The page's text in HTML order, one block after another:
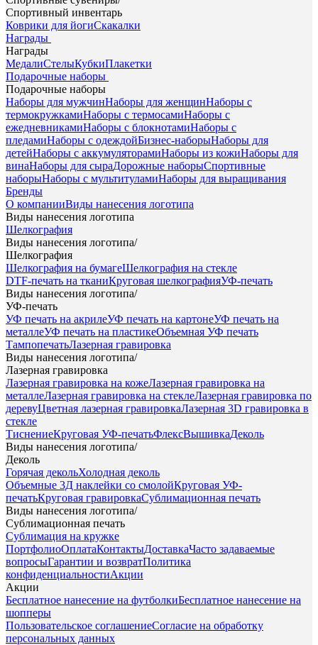
Спортивный инвентарь
Коврики для йогиСкакалки
Награды
Награды
МедалиСтелыКубкиПлакетки
Подарочные наборы
Подарочные наборы
Наборы для мужчинНаборы для женщинНаборы с
термокружкамиНаборы с термосамиНаборы с
ежедневникамиНаборы с блокнотамиНаборы с
пледамиНаборы с одеждойБизнес-наборыНаборы для
детейНаборы с аккумуляторамиНаборы из кожиНаборы для
винаНаборы для сыраДорожные наборыСпортивные
наборыНаборы с мультитуламиНаборы для выращивания
Бренды
О компанииВиды нанесения логотипа
Виды нанесения логотипа
Шелкография
Виды нанесения логотипа/
Шелкография
Шелкография на бумагеШелкография на стекле
DTF-печать на тканиКруговая шелкографияУФ-печать
Виды нанесения логотипа/
УФ-печать
УФ печать на акрилеУФ печать на картонеУФ печать на
металлеУФ печать на пластикеОбъемная УФ печать
ТампопечатьЛазерная гравировка
Виды нанесения логотипа/
Лазерная гравировка
Лазерная гравировка на кожеЛазерная гравировка на
металлеЛазерная гравировка на стеклеЛазерная гравировка по
деревуЦветная лазерная гравировкаЛазерная 3D гравировка в
стекле
ТиснениеКруговая УФ-печатьФлексВышивкаДеколь
Виды нанесения логотипа/
Деколь
Горячая декольХолодная деколь
Объемные 3Д наклейки со смолойКруговая УФ-
печатьКруговая гравировкаСублимационная печать
Виды нанесения логотипа/
Сублимационная печать
Сублимация на кружке
ПортфолиоОплатаКонтактыДоставкаЧасто задаваемые
вопросыГарантии и возвратПолитика
конфиденциальностиАкции
Акции
Бесплатное нанесение на футболкиБесплатное нанесение на
шопперы
Пользовательское соглашениеСогласие на обработку
персональных данных